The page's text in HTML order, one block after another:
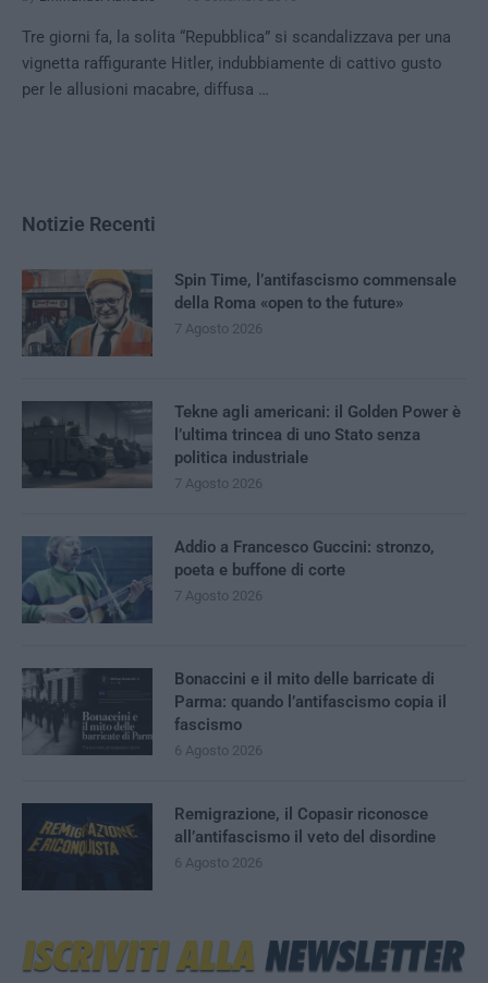
Tre giorni fa, la solita “Repubblica” si scandalizzava per una
vignetta raffigurante Hitler, indubbiamente di cattivo gusto
per le allusioni macabre, diffusa …
Notizie Recenti
Spin Time, l’antifascismo commensale
della Roma «open to the future»
7 Agosto 2026
Tekne agli americani: il Golden Power è
l’ultima trincea di uno Stato senza
politica industriale
7 Agosto 2026
Addio a Francesco Guccini: stronzo,
poeta e buffone di corte
7 Agosto 2026
Bonaccini e il mito delle barricate di
Parma: quando l’antifascismo copia il
fascismo
6 Agosto 2026
Remigrazione, il Copasir riconosce
all’antifascismo il veto del disordine
6 Agosto 2026